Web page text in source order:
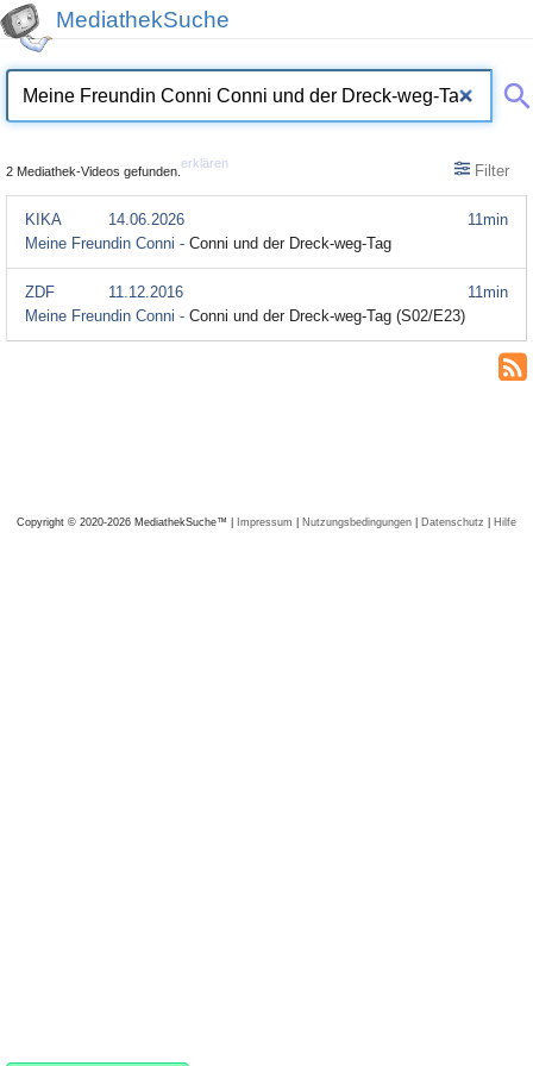
MediathekSuche
2 Mediathek-Videos gefunden.
erklären Filter
11min
KIKA
14.06.2026
Meine Freundin Conni - Conni und der Dreck-weg-Tag
11min
ZDF
11.12.2016
Meine Freundin Conni - Conni und der Dreck-weg-Tag (S02/E23)
Copyright © 2020-2026 MediathekSuche™ | Impressum | Nutzungsbedingungen | Datenschutz | Hilfe